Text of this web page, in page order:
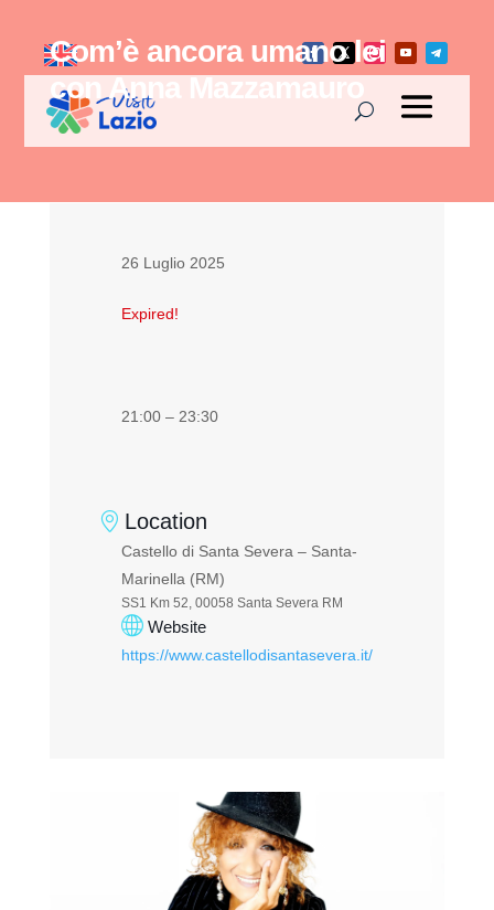
Com’è ancora umano lei
con Anna Mazzamauro
26 Luglio 2025
Expired!
21:00 – 23:30
Location
Castello di Santa Severa – Santa-
Marinella (RM)
SS1 Km 52, 00058 Santa Severa RM
Website
https://www.castellodisantasevera.it/